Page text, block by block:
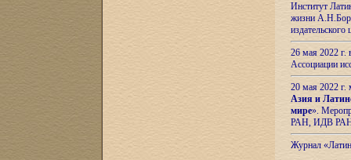
Институт
жизни
26 мая 2022
Ассоциации
20 мая 2022
Азия и
мире».
РАН, ИДВ
Журнал